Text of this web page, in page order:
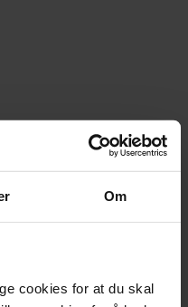
Om
cookies for at du skal